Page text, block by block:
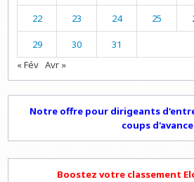
22 23 24 25
29 30
31
« Fév Avr »
Notre offre pour dirigeants
coups d'avance
Boostez votre classement